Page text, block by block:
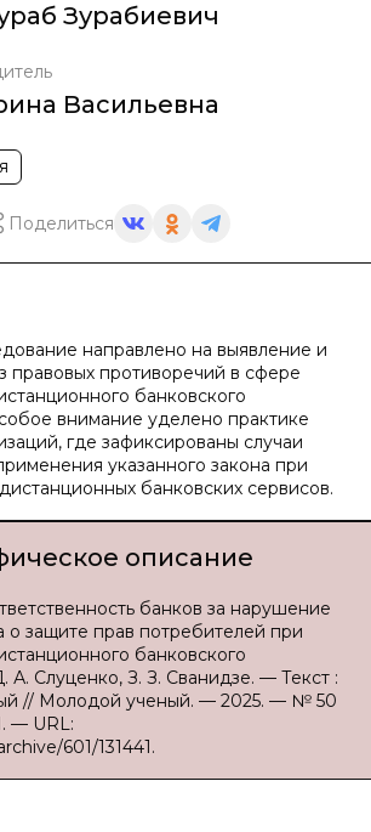
Зурабиевич
Васильевна
Поделиться
направлено на выявление и
правовых противоречий в сфере
банковского
внимание уделено практике
где зафиксированы случаи
указанного закона при
банковских сервисов.
описание
банков за нарушение
о защите прав потребителей при
банковского
А. Слуценко, З. З. Сванидзе. — Текст :
// Молодой ученый. — 2025. — № 50
— URL:
601/131441.